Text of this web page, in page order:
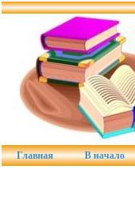
Главная В начало